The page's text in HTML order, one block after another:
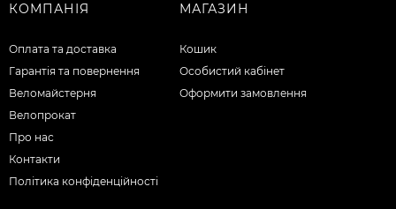
КОМПАНІЯ
Оплата та доставка
Гарантія та повернення
Веломайстерня
Велопрокат
Про нас
Контакти
Політика конфіденційності
МАГАЗИН
Кошик
Особистий кабінет
Оформити замовлення